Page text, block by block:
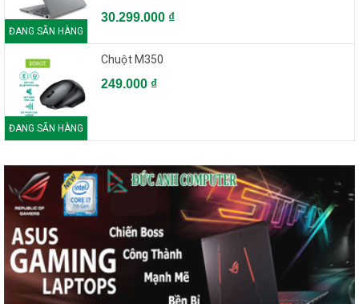
ĐANG SẴN HÀNG
30.299.000 ₫
ĐANG SẴN HÀNG
Chuột M350
249.000 ₫